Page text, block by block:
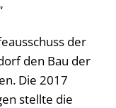
der
den Bau der
Die 2017
stellte die